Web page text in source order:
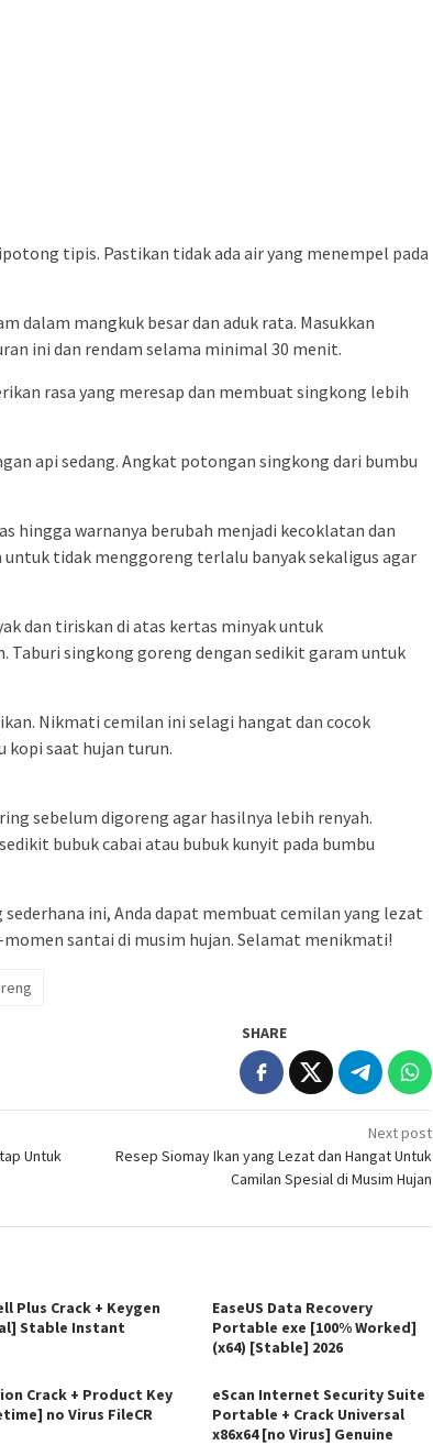
tipis. Pastikan tidak ada air yang menempel pada
dalam mangkuk besar dan aduk rata. Masukkan
ini dan rendam selama minimal 30 menit.
rasa yang meresap dan membuat singkong lebih
api sedang. Angkat potongan singkong dari bumbu
hingga warnanya berubah menjadi kecoklatan dan
tidak menggoreng terlalu banyak sekaligus agar
dan tiriskan di atas kertas minyak untuk
Taburi singkong goreng dengan sedikit garam untuk
Nikmati cemilan ini selagi hangat dan cocok
kopi saat hujan turun.
sebelum digoreng agar hasilnya lebih renyah.
bubuk cabai atau bubuk kunyit pada bumbu
ini, Anda dapat membuat cemilan yang lezat
santai di musim hujan. Selamat menikmati!
SHARE
Untuk
Next post
Resep Siomay Ikan yang Lezat dan Hangat Untuk
Camilan Spesial di Musim Hujan
Plus Crack + Keygen
Stable Instant
EaseUS Data Recovery
Portable exe [100% Worked]
(x64) [Stable] 2026
Crack + Product Key
no Virus FileCR
eScan Internet Security Suite
Portable + Crack Universal
x86x64 [no Virus] Genuine